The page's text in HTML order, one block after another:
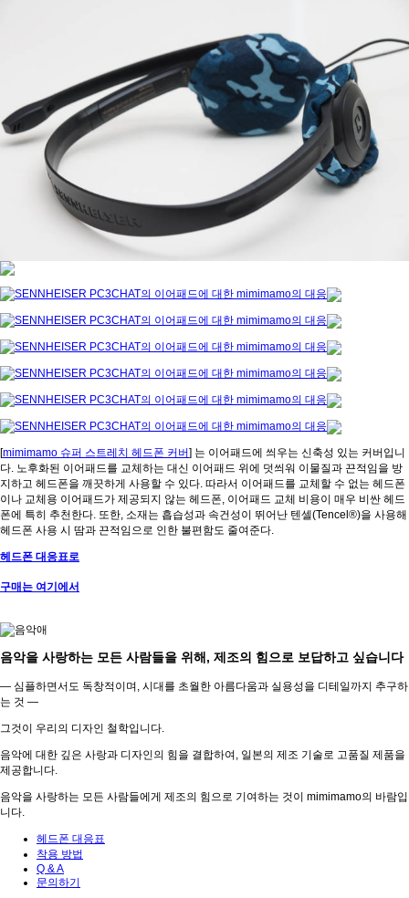
[mimimamo 슈퍼 스트레치 헤드폰 커버] 는 이어패드에 씌우는 신축성 있는 커버입니
다. 노후화된 이어패드를 교체하는 대신 이어패드 위에 덧씌워 이물질과 끈적임을 방
지하고 헤드폰을 깨끗하게 사용할 수 있다. 따라서 이어패드를 교체할 수 없는 헤드폰
이나 교체용 이어패드가 제공되지 않는 헤드폰, 이어패드 교체 비용이 매우 비싼 헤드
폰에 특히 추천한다. 또한, 소재는 흡습성과 속건성이 뛰어난 텐셀(Tencel®)을 사용해
헤드폰 사용 시 땀과 끈적임으로 인한 불편함도 줄여준다.
헤드폰 대응표로
구매는 여기에서
음악을 사랑하는 모든 사람들을 위해, 제조의 힘으로 보답하고 싶습니다
— 심플하면서도 독창적이며, 시대를 초월한 아름다움과 실용성을 디테일까지 추구하
는 것 —
그것이 우리의 디자인 철학입니다.
음악에 대한 깊은 사랑과 디자인의 힘을 결합하여, 일본의 제조 기술로 고품질 제품을
제공합니다.
음악을 사랑하는 모든 사람들에게 제조의 힘으로 기여하는 것이 mimimamo의 바람입
니다.
헤드폰 대응표
착용 방법
Q & A
문의하기